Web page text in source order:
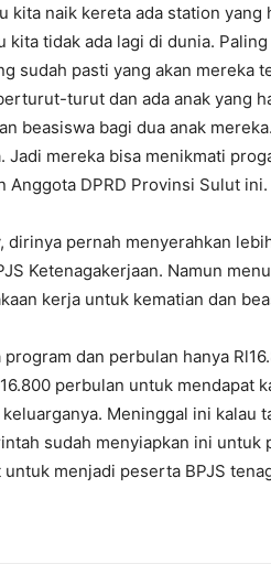
kita naik kereta ada station
kita tidak ada lagi di dunia.
sudah pasti yang akan mereka
turut dan ada anak yang
beasiswa bagi dua anak
Jadi mereka bisa menikmati
Anggota DPRD Provinsi Sulut ini.
dirinya pernah menyerahkan
Ketenagakerjaan. Namun
kerja untuk kematian dan
program dan perbulan hanya Rl
16.800 perbulan untuk mendapat
Meninggal ini kalau
sudah menyiapkan ini untuk
untuk menjadi peserta BPJS